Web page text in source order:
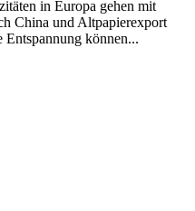
in Europa gehen mit
China und Altpapierexport
können...